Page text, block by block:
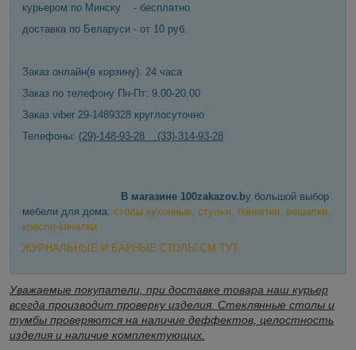
курьером по Минску - бесплатно
доставка по Беларуси - от 10 руб.
Заказ онлайн(в корзину): 24 часа
Заказ по телефону Пн-Пт: 9.00-20.00
Заказ viber 29-1489328 круглосуточно
Телефоны: (29)-148-93-28 (33)-314-93-28
В магазине 100zakazov.by большой выбор
мебели для дома: столы кухонные, стулья, банкетки, вешалки,
кресло-качалки
ЖУРНАЛЬНЫЕ И БАРНЫЕ СТОЛЫ СМ ТУТ
Уважаемые покупатели, при доставке товара наш курьер
всегда производит проверку изделия. Стеклянные столы и
тумбы проверяются на наличие деффектов, целостность
изделия и наличие комплектующих.